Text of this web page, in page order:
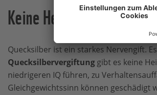
Keine Heilung möglich
Quecksilber ist ein starkes Nervengift.
Quecksilbervergiftunggibt es keine
niedrigeren IQ führen, zu
Gleichgewichtssinn können geschädigt